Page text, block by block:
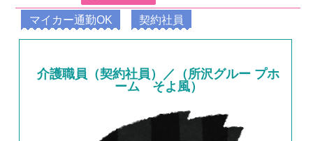
マイカー通勤OK 契約社員
介護職員（契約社員）／（所沢グルー プホ
ーム そよ風）